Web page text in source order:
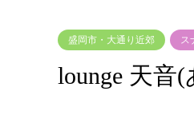
盛岡市・大通り近郊 ス
lounge 天音